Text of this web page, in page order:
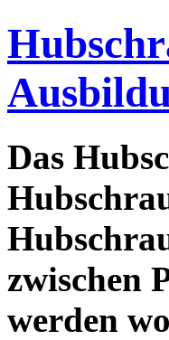
Das
zwischen
werden